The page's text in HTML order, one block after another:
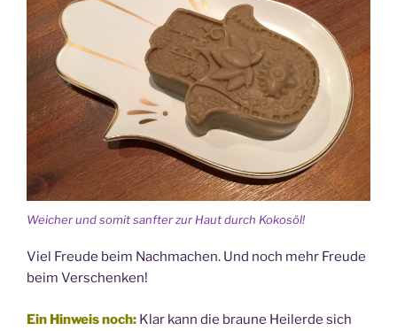
Weicher und somit sanfter zur Haut durch Kokosöl!
Viel Freude beim Nachmachen. Und noch mehr Freude
beim Verschenken!
Ein Hinweis noch: Klar kann die braune Heilerde sich